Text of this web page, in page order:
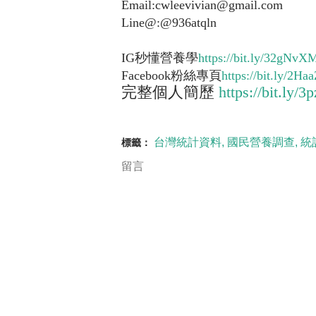
Email:cwleevivian@gmail.com
Line@:@936atqln
IG秒懂營養學https://bit.ly/
Facebook粉絲專頁https://bit.ly/
完整個人簡歷 https://bit.ly/
標籤： 台灣統計資料 國民營養調查 統
留言